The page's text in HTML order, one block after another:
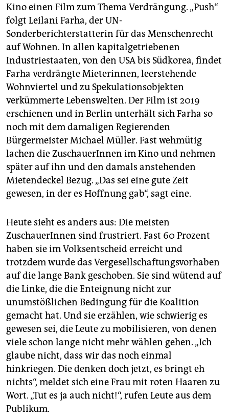
Kino einen Film zum Thema Verdrängung. „Push“
folgt Leilani Farha, der UN-
Sonderberichterstatterin für das Menschenrecht
auf Wohnen. In allen kapitalgetriebenen
Industriestaaten, von den USA bis Südkorea, findet
Farha verdrängte Mieterinnen, leerstehende
Wohnviertel und zu Spekulationsobjekten
verkümmerte Lebenswelten. Der Film ist 2019
erschienen und in Berlin unterhält sich Farha so
noch mit dem damaligen Regierenden
Bürgermeister Michael Müller. Fast wehmütig
lachen die ZuschauerInnen im Kino und nehmen
später auf ihn und den damals anstehenden
Mietendeckel Bezug. „Das sei eine gute Zeit
gewesen, in der es Hoffnung gab“, sagt eine.
Heute sieht es anders aus: Die meisten
ZuschauerInnen sind frustriert. Fast 60 Prozent
haben sie im Volksentscheid erreicht und
trotzdem wurde das Vergesellschaftungsvorhaben
auf die lange Bank geschoben. Sie sind wütend auf
die Linke, die die Enteignung nicht zur
unumstößlichen Bedingung für die Koalition
gemacht hat. Und sie erzählen, wie schwierig es
gewesen sei, die Leute zu mobilisieren, von denen
viele schon lange nicht mehr wählen gehen. „Ich
glaube nicht, dass wir das noch einmal
hinkriegen. Die denken doch jetzt, es bringt eh
nichts“, meldet sich eine Frau mit roten Haaren zu
Wort. „Tut es ja auch nicht!“, rufen Leute aus dem
Publikum.